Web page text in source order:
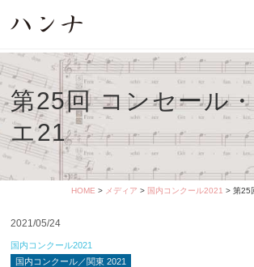
第25回 コンセール
エ21
HOME > メディア > 国内コンクール2021 > 第25
2021/05/24
国内コンクール2021
国内コンクール／関東 2021